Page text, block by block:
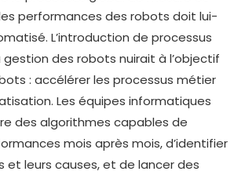
performances des robots doit lui-
L’introduction de processus
des robots nuirait à l’objectif
: accélérer les processus métier
Les équipes informatiques
des algorithmes capables de
mois après mois, d’identifier
et leurs causes, et de lancer des